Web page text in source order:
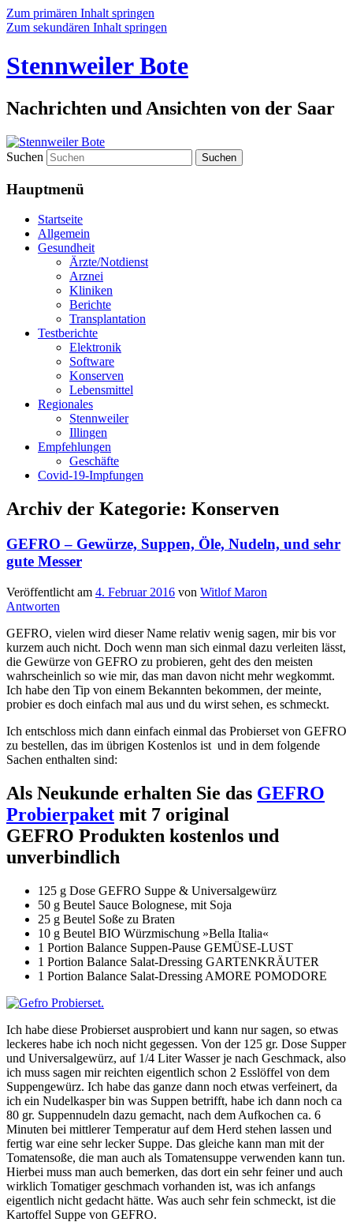
Zum primären Inhalt springen
Zum sekundären Inhalt springen
Stennweiler Bote
Nachrichten und Ansichten von der Saar
Suchen
Hauptmenü
Startseite
Allgemein
Gesundheit
Ärzte/Notdienst
Arznei
Kliniken
Berichte
Transplantation
Testberichte
Elektronik
Software
Konserven
Lebensmittel
Regionales
Stennweiler
Illingen
Empfehlungen
Geschäfte
Covid-19-Impfungen
Archiv der Kategorie: Konserven
GEFRO – Gewürze, Suppen, Öle, Nudeln, und sehr
gute Messer
Veröffentlicht am 4. Februar 2016 von Witlof Maron
Antworten
GEFRO, vielen wird dieser Name relativ wenig sagen, mir bis vor
kurzem auch nicht. Doch wenn man sich einmal dazu verleiten lässt,
die Gewürze von GEFRO zu probieren, geht des den meisten
wahrscheinlich so wie mir, das man davon nicht mehr wegkommt.
Ich habe den Tip von einem Bekannten bekommen, der meinte,
probier es doch einfach mal aus und du wirst sehen, es schmeckt.
Ich entschloss mich dann einfach einmal das Probierset von GEFRO
zu bestellen, das im übrigen Kostenlos ist und in dem folgende
Sachen enthalten sind:
Als Neukunde erhalten Sie das GEFRO
Probierpaket mit 7 original
GEFRO Produkten kostenlos und
unverbindlich
125 g Dose GEFRO Suppe & Universalgewürz
50 g Beutel Sauce Bolognese, mit Soja
25 g Beutel Soße zu Braten
10 g Beutel BIO Würzmischung »Bella Italia«
1 Portion Balance Suppen-Pause GEMÜSE-LUST
1 Portion Balance Salat-Dressing GARTENKRÄUTER
1 Portion Balance Salat-Dressing AMORE POMODORE
Ich habe diese Probierset ausprobiert und kann nur sagen, so etwas
leckeres habe ich noch nicht gegessen. Von der 125 gr. Dose Supper
und Universalgewürz, auf 1/4 Liter Wasser je nach Geschmack, also
ich muss sagen mir reichten eigentlich schon 2 Esslöffel von dem
Suppengewürz. Ich habe das ganze dann noch etwas verfeinert, da
ich ein Nudelkasper bin was Suppen betrifft, habe ich dann noch ca
80 gr. Suppennudeln dazu gemacht, nach dem Aufkochen ca. 6
Minuten bei mittlerer Temperatur auf dem Herd stehen lassen und
fertig war eine sehr lecker Suppe. Das gleiche kann man mit der
Tomatensoße, die man auch als Tomatensuppe verwenden kann tun.
Hierbei muss man auch bemerken, das dort ein sehr feiner und auch
wirklich Tomatiger geschmach vorhanden ist, was ich anfangs
eigentlich nicht gedacht hätte. Was auch sehr fein schmeckt, ist die
Kartoffel Suppe von GEFRO.